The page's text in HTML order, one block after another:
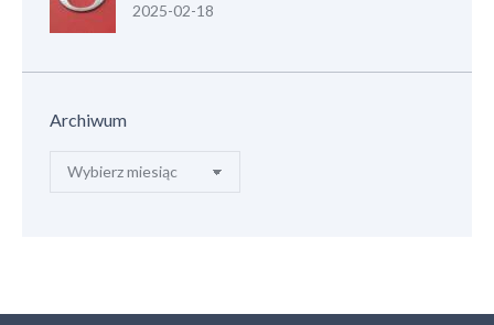
2025-02-18
Archiwum
Archiwum